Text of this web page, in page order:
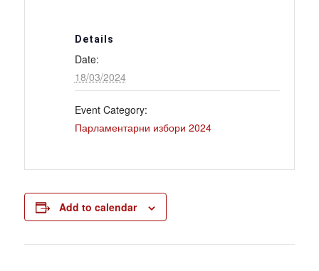
Details
Date:
18/03/2024
Event Category:
Парламентарни избори 2024
Add to calendar